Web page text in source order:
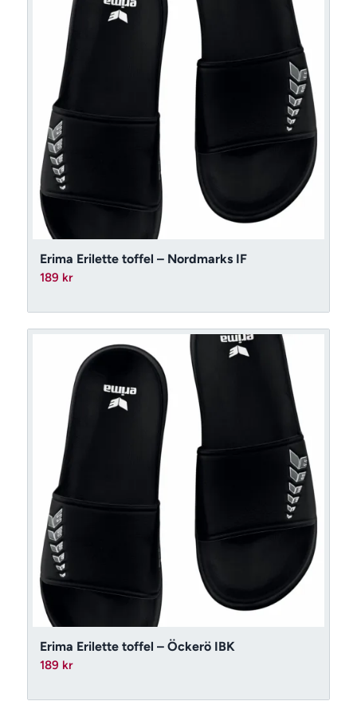
Erima Erilette toffel – Nordmarks IF
189 kr
Erima Erilette toffel – Öckerö IBK
189 kr